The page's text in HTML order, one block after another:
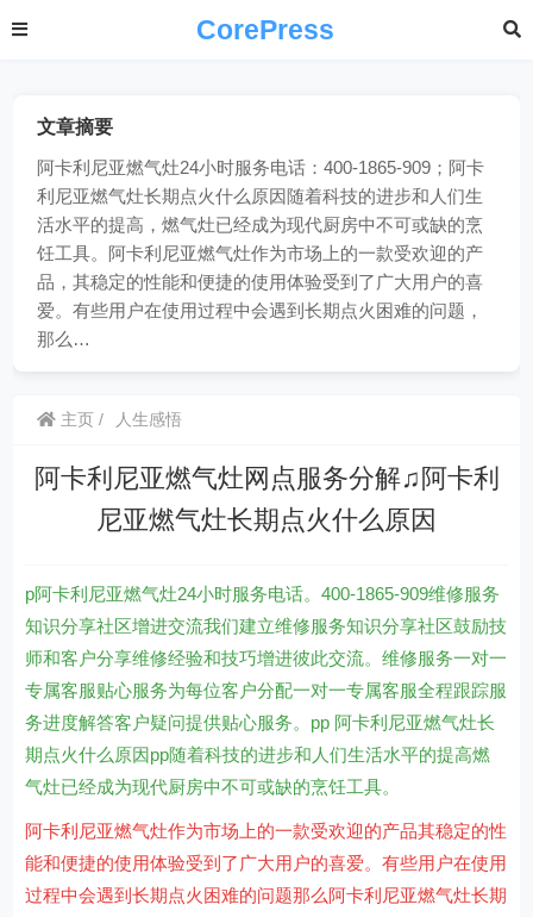
CorePress
文章摘要
阿卡利尼亚燃气灶24小时服务电话：400-1865-909；阿卡
利尼亚燃气灶长期点火什么原因随着科技的进步和人们生
活水平的提高，燃气灶已经成为现代厨房中不可或缺的烹
饪工具。阿卡利尼亚燃气灶作为市场上的一款受欢迎的产
品，其稳定的性能和便捷的使用体验受到了广大用户的喜
爱。有些用户在使用过程中会遇到长期点火困难的问题，
那么…
主页 人生感悟
阿卡利尼亚燃气灶网点服务分解♫阿卡利
尼亚燃气灶长期点火什么原因
p阿卡利尼亚燃气灶24小时服务电话。400-1865-909维修服务
知识分享社区增进交流我们建立维修服务知识分享社区鼓励技
师和客户分享维修经验和技巧增进彼此交流。维修服务一对一
专属客服贴心服务为每位客户分配一对一专属客服全程跟踪服
务进度解答客户疑问提供贴心服务。pp 阿卡利尼亚燃气灶长
期点火什么原因pp随着科技的进步和人们生活水平的提高燃
气灶已经成为现代厨房中不可或缺的烹饪工具。
阿卡利尼亚燃气灶作为市场上的一款受欢迎的产品其稳定的性
能和便捷的使用体验受到了广大用户的喜爱。有些用户在使用
过程中会遇到长期点火困难的问题那么阿卡利尼亚燃气灶长期